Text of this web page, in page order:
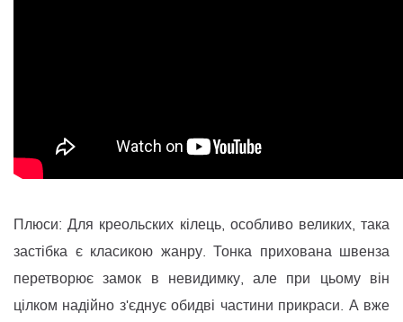
Плюси: Для креольских кілець, особливо великих, така
застібка є класикою жанру. Тонка прихована швенза
перетворює замок в невидимку, але при цьому він
цілком надійно з'єднує обидві частини прикраси. А вже